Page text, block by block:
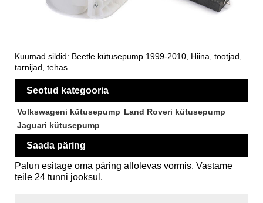
Kuumad sildid: Beetle kütusepump 1999-2010, Hiina, tootjad,
tarnijad, tehas
Seotud kategooria
Volkswageni kütusepump Land Roveri kütusepump
Jaguari kütusepump
Saada päring
Palun esitage oma päring allolevas vormis. Vastame
teile 24 tunni jooksul.